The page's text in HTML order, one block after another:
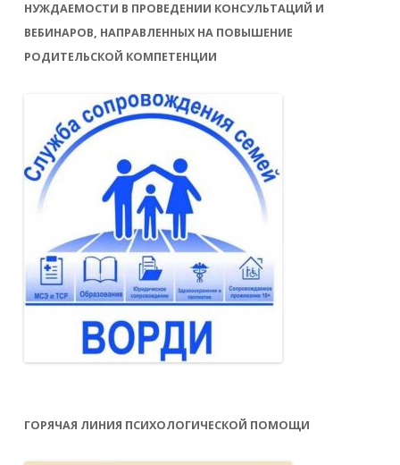
НУЖДАЕМОСТИ В ПРОВЕДЕНИИ КОНСУЛЬТАЦИЙ И
ВЕБИНАРОВ, НАПРАВЛЕННЫХ НА ПОВЫШЕНИЕ
РОДИТЕЛЬСКОЙ КОМПЕТЕНЦИИ
ГОРЯЧАЯ ЛИНИЯ ПСИХОЛОГИЧЕСКОЙ ПОМОЩИ